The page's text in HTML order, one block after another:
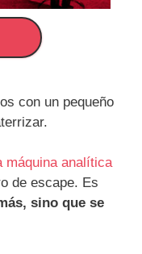
con un pequeño
máquina analítica
de escape. Es
sino que se